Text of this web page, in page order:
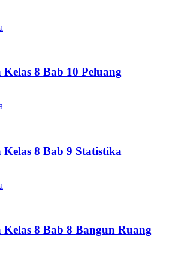
8 Bab 10 Peluang
8 Bab 9 Statistika
8 Bab 8 Bangun Ruang